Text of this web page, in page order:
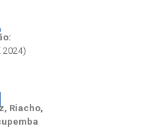
2024)
Riacho,